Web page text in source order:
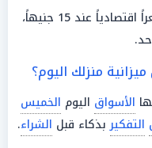
سعراً اقتصادياً عند 15 جنيهاً،
منزلك اليوم؟
الأسواق اليوم الخميس
التفكيربذكاء قبل الشراء.